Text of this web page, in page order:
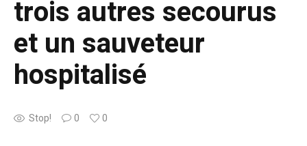
trois autres secourus
et un sauveteur
hospitalisé
Stop! 0 0